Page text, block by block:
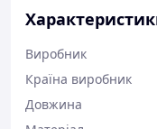
Виробник
Країна виробник
Довжина